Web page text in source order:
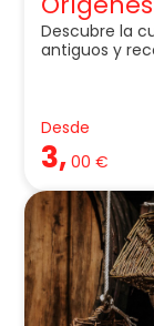
Descubre la
antiguos y
Desde
3, 00 €